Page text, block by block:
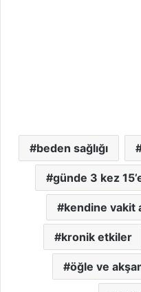
beden sağlığı
günde 3 kez
kendine vakit
kronik etkiler
öğle ve